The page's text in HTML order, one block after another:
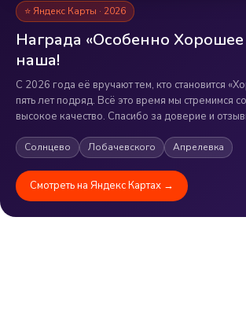
⭐ Яндекс Карты · 2026
Награда «Особенно
наша!
С 2026 года её вручают тем, кто становится
пять лет подряд. Всё это время мы стремимся
высокое качество. Спасибо за доверие и
Солнцево Лобачевского Апрелевка
Смотреть на Яндекс Картах →